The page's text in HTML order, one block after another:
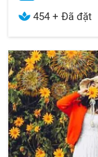
454 + Đã đặt